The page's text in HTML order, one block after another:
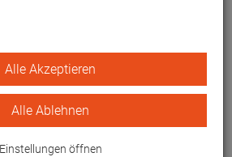
32
Alle Akzeptieren
Alle Ablehnen
Einstellungen öffnen